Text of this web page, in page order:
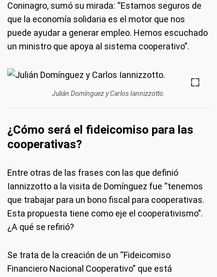
Coninagro, sumó su mirada: “Estamos seguros de
que la economía solidaria es el motor que nos
puede ayudar a generar empleo. Hemos escuchado
un ministro que apoya al sistema cooperativo”.
Julián Domínguez y Carlos Iannizzotto.
¿Cómo será el fideicomiso para las
cooperativas?
Entre otras de las frases con las que definió
Iannizzotto a la visita de Domínguez fue “tenemos
que trabajar para un bono fiscal para cooperativas.
Esta propuesta tiene como eje el cooperativismo”.
¿A qué se refirió?
Se trata de la creación de un “Fideicomiso
Financiero Nacional Cooperativo” que está